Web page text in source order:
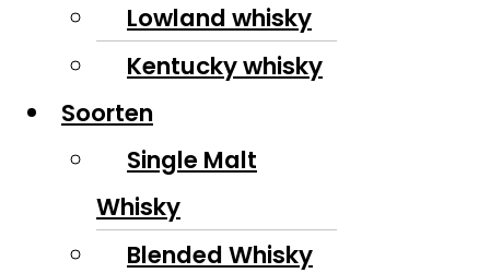
Lowland whisky
Kentucky whisky
Soorten
Single Malt
Whisky
Blended Whisky